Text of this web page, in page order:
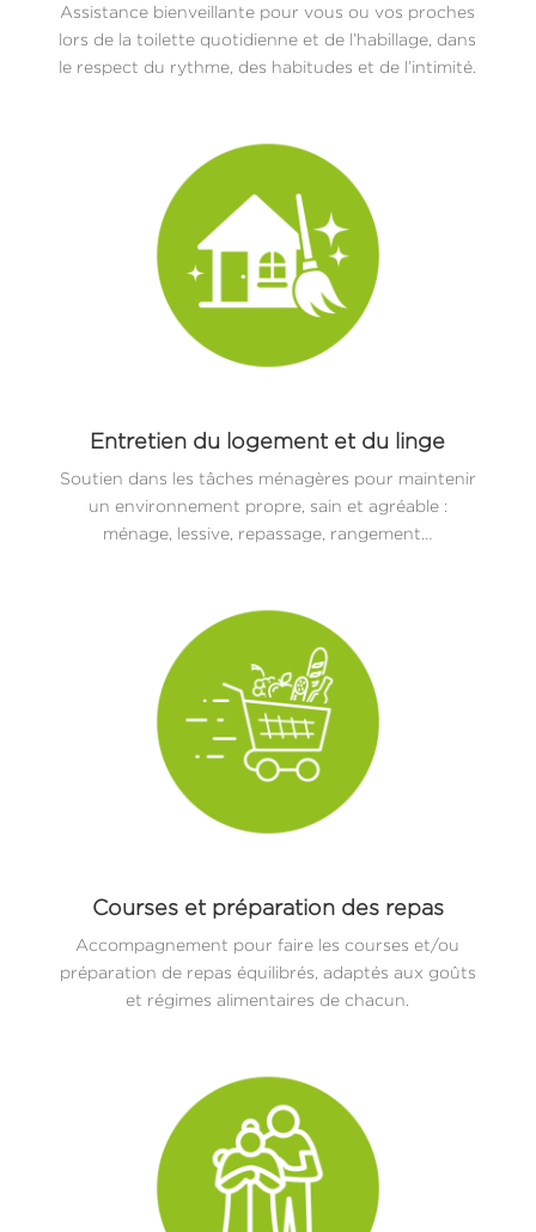
Assistance bienveillante pour vous ou vos proches
lors de la toilette quotidienne et de l’habillage, dans
le respect du rythme, des habitudes et de l’intimité.
Entretien du logement et du linge
Soutien dans les tâches ménagères pour maintenir
un environnement propre, sain et agréable :
ménage, lessive, repassage, rangement…
Courses et préparation des repas
Accompagnement pour faire les courses et/ou
préparation de repas équilibrés, adaptés aux goûts
et régimes alimentaires de chacun.